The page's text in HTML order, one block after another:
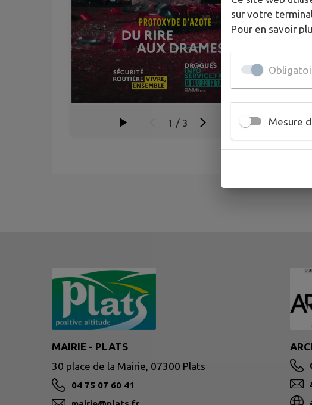
1 / 3
MAIRIE - PLATS
30 place de la Mairie, 07300 Plats
04 75 07 60 41
sur votre
Pour en savoir
Mesure